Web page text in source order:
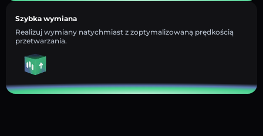
Szybka wymiana
Realizuj wymiany natychmiast z zoptymalizowaną prędkością
przetwarzania.